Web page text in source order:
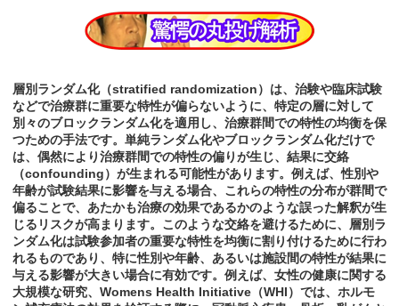
層別ランダム化（stratified randomization）は、治験や臨床試験
などで治療群に重要な特性が偏らないように、特定の層に対して
別々のブロックランダム化を適用し、治療群間での特性の均衡を保
つための手法です。単純ランダム化やブロックランダム化だけで
は、偶然により治療群間での特性の偏りが生じ、結果に交絡
（confounding）が生まれる可能性があります。例えば、性別や
年齢が試験結果に影響を与える場合、これらの特性の分布が群間で
偏ることで、あたかも治療の効果であるかのような誤った解釈が生
じるリスクが高まります。このような交絡を避けるために、層別ラ
ンダム化は試験参加者の重要な特性を均衡に割り付けるために行わ
れるものであり、特に性別や年齢、あるいは施設間の特性が結果に
与える影響が大きい場合に有効です。例えば、女性の健康に関する
大規模な研究、Womens Health Initiative（WHI）では、ホルモ